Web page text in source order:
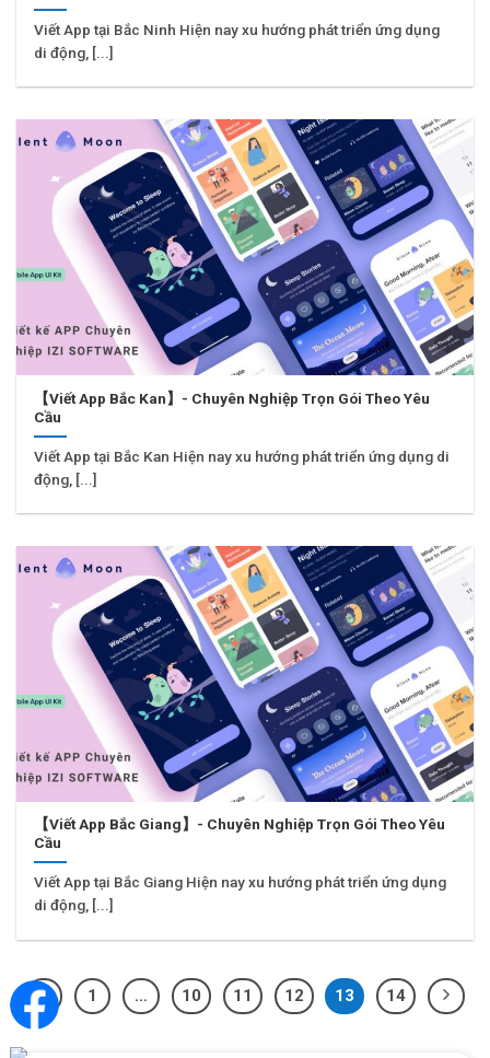
Viết App tại Bắc Ninh Hiện nay xu hướng phát triển ứng dụng
di động, [...]
【Viết App Bắc Kan】- Chuyên Nghiệp Trọn Gói Theo Yêu
Cầu
Viết App tại Bắc Kan Hiện nay xu hướng phát triển ứng dụng di
động, [...]
【Viết App Bắc Giang】- Chuyên Nghiệp Trọn Gói Theo Yêu
Cầu
Viết App tại Bắc Giang Hiện nay xu hướng phát triển ứng dụng
di động, [...]
1 … 10 11 12 13 14